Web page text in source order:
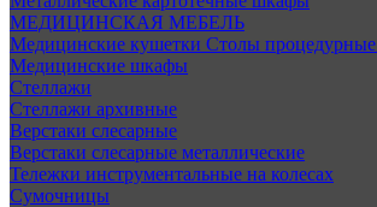
МЕДИЦИНСКАЯ МЕБЕЛЬ
Медицинские кушетки Столы процедурные
Медицинские шкафы
Стеллажи
Стеллажи архивные
Верстаки слесарные
Верстаки слесарные металлические
Тележки инструментальные на колесах
Сумочницы